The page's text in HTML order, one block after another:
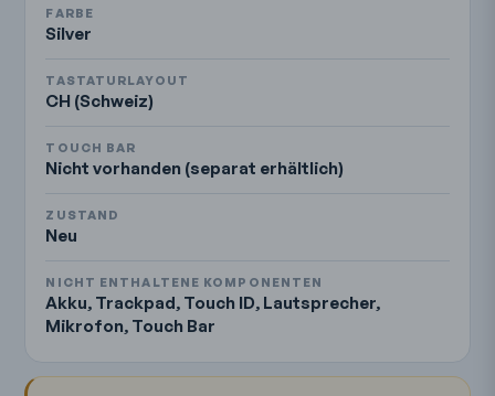
FARBE
Silver
TASTATURLAYOUT
CH (Schweiz)
TOUCH BAR
Nicht vorhanden (separat erhältlich)
ZUSTAND
Neu
NICHT ENTHALTENE KOMPONENTEN
Akku, Trackpad, Touch ID, Lautsprecher,
Mikrofon, Touch Bar